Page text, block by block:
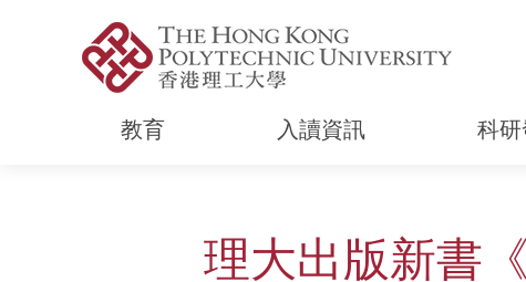
教育 入讀資訊 科
理大出版新書